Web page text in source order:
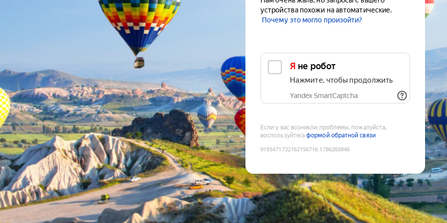
устройства похожи на автоматические.
Почему это могло произойти?
Я не робот
Нажмите, чтобы продолжить
Yandex SmartCaptcha
Если у вас возникли проблемы, пожалуйста,
воспользуйтесьформой обратной связи
9193471732162156716:1786260846